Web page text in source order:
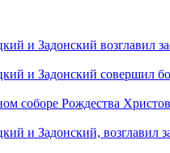
и Задонский возглавил
и Задонский совершил
соборе Рождества
и Задонский, возглавил